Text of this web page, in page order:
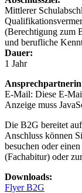
Mittlerer
(Berechtigung zum
und berufliche
Dauer:
1 Jahr
E-Mail: Diese E-
Anzeige muss
Die B2G bereitet
Anschluss können
besuchen oder
(Fachabitur) oder
Downloads:
Flyer B2G